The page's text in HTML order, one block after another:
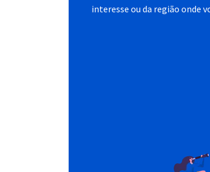
interesse ou da região onde